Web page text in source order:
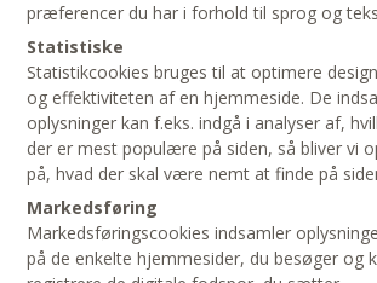
præferencer du har i forhold til sprog og
Statistiske
Statistikcookies bruges til at optimere
og effektiviteten af en hjemmeside. De
oplysninger kan f.eks. indgå i analyser af,
der er mest populære på siden, så bliver vi
på, hvad der skal være nemt at finde på
Markedsføring
Markedsføringscookies indsamler
på de enkelte hjemmesider, du besøger og